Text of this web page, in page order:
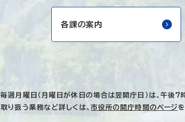
各課の案内
毎週月曜日（月曜日が休日の場合は翌開庁日）は、午後7
取り扱う業務など詳しくは、 市役所の開庁時間のページ